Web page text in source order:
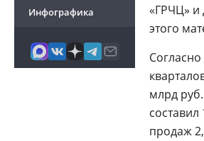
Инфографика
«ГРЧЦ» и
этого
млрд
продаж